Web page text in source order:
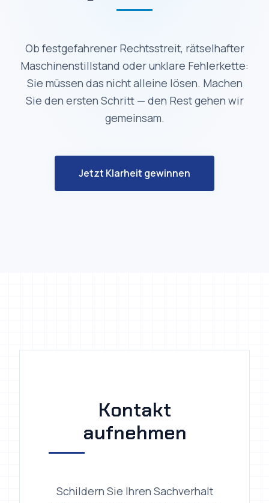
Maschinenstillstand oder unklare Fehlerkette:
Sie müssen das nicht alleine lösen. Machen
Sie den ersten Schritt — den Rest gehen wir
gemeinsam.
Jetzt Klarheit gewinnen
Kontakt
aufnehmen
vertraulich. Sie erhalten innerhalb